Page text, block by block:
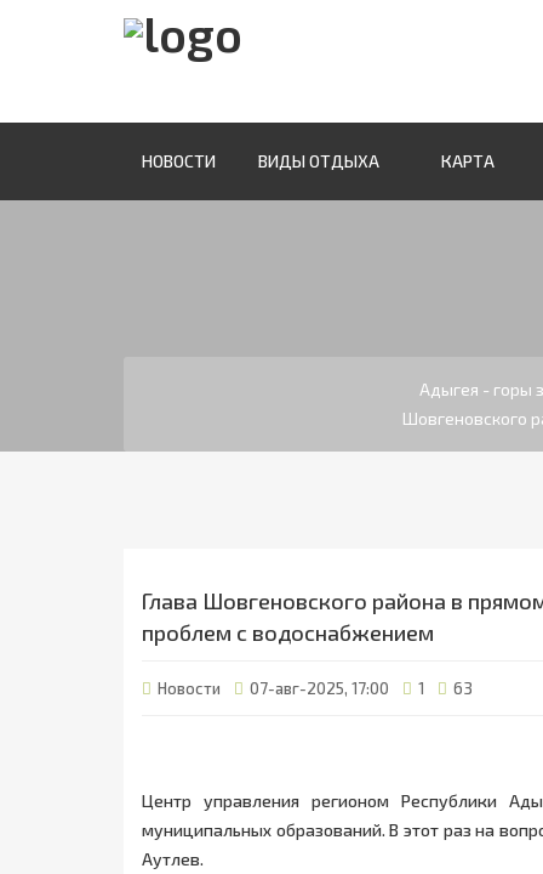
НОВОСТИ ВИДЫ ОТДЫХА КАРТА
Адыгея - горы
Шовгеновского
Глава Шовгеновского района в
проблем с водоснабжением
Новости 07-авг-2025, 17:00 1 63
Центр управления регионом Республики
муниципальных образований. В этот раз на
Аутлев.